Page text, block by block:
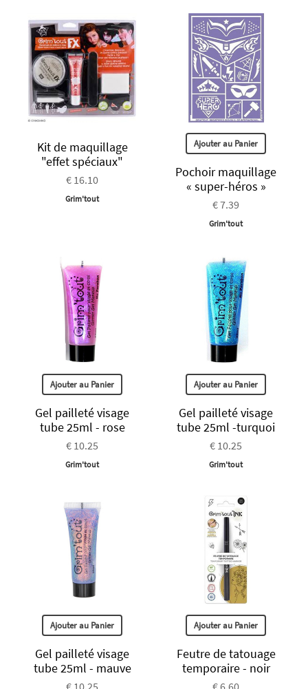
Kit de maquillage
"effet spéciaux"
€ 16.10
Grim'tout
Ajouter au Panier
Pochoir maquillage
« super-héros »
€ 7.39
Grim'tout
Ajouter au Panier
Gel pailleté visage
tube 25ml - rose
€ 10.25
Grim'tout
Ajouter au Panier
Gel pailleté visage
tube 25ml -turquoi
€ 10.25
Grim'tout
Ajouter au Panier
Gel pailleté visage
tube 25ml - mauve
€ 10.25
Ajouter au Panier
Feutre de tatouage
temporaire - noir
€ 6.60